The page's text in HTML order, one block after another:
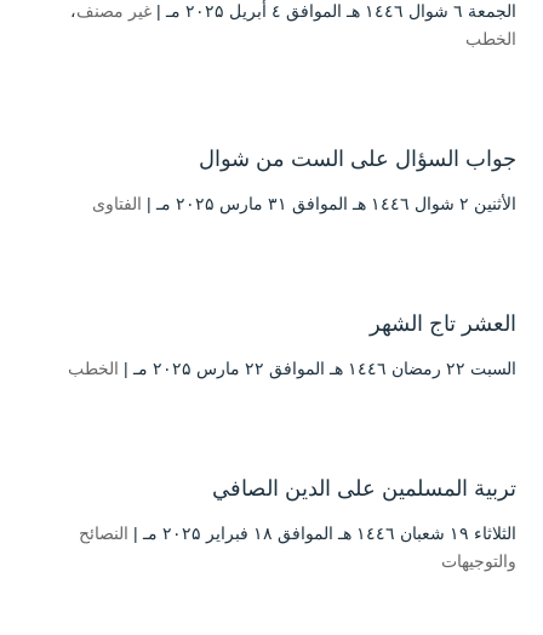
الجمعة ٦ شوال ۱٤٤٦ هـ الموافق ٤ أبريل ۲۰۲۵ مـ | غير مصنف،
الخطب
جواب السؤال على الست من شوال
الأثنين ۲ شوال ۱٤٤٦ هـ الموافق ۳۱ مارس ۲۰۲۵ مـ | الفتاوى
العشر تاج الشهر
السبت ۲۲ رمضان ۱٤٤٦ هـ الموافق ۲۲ مارس ۲۰۲۵ مـ | الخطب
تربية المسلمين على الدين الصافي
الثلاثاء ۱۹ شعبان ۱٤٤٦ هـ الموافق ۱۸ فبراير ۲۰۲۵ مـ |
النصائح
والتوجيهات